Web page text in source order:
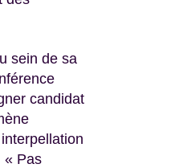
sein de sa
candidat
« Pas